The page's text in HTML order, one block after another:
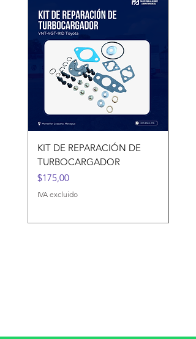
KIT DE REPARACIÓN DE
TURBOCARGADOR
Precio
$175,00
IVA excluido